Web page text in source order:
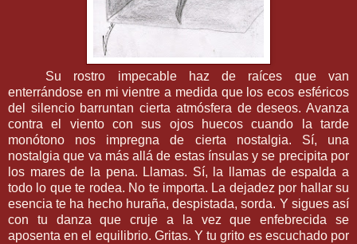
Su rostro impecable haz de raíces que van
enterrándose en mi vientre a medida que los ecos esféricos
del silencio barruntan cierta atmósfera de deseos. Avanza
contra el viento con sus ojos huecos cuando la tarde
monótono nos impregna de cierta nostalgia. Sí, una
nostalgia que va más allá de estas ínsulas y se precipita por
los mares de la pena. Llamas. Sí, la llamas de espalda a
todo lo que te rodea. No te importa. La dejadez por hallar su
esencia te ha hecho huraña, despistada, sorda. Y sigues así
con tu danza que cruje a la vez que enfebrecida se
aposenta en el equilibrio. Gritas. Y tu grito es escuchado por